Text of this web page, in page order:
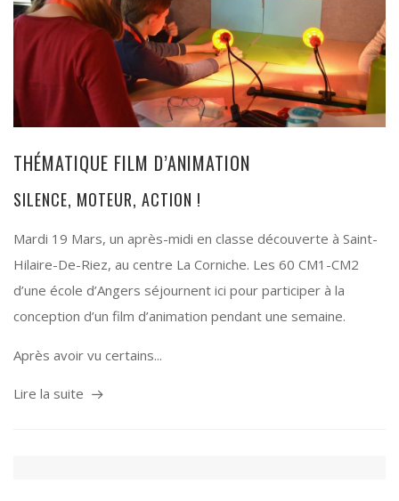
THÉMATIQUE FILM D’ANIMATION
SILENCE, MOTEUR, ACTION !
Mardi 19 Mars, un après-midi en classe découverte à Saint-
Hilaire-De-Riez, au centre La Corniche. Les 60 CM1-CM2
d’une école d’Angers séjournent ici pour participer à la
conception d’un film d’animation pendant une semaine.
Après avoir vu certains...
Lire la suite